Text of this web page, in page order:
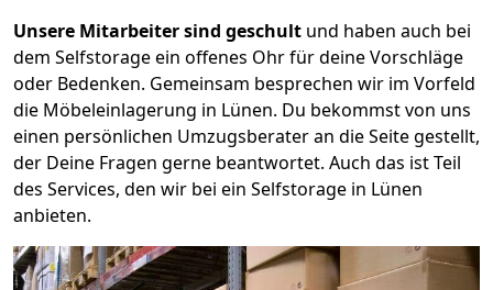
Unsere Mitarbeiter sind geschult und haben auch bei
dem Selfstorage ein offenes Ohr für deine Vorschläge
oder Bedenken. Gemeinsam besprechen wir im Vorfeld
die Möbeleinlagerung in Lünen. Du bekommst von uns
einen persönlichen Umzugsberater an die Seite gestellt,
der Deine Fragen gerne beantwortet. Auch das ist Teil
des Services, den wir bei ein Selfstorage in Lünen
anbieten.